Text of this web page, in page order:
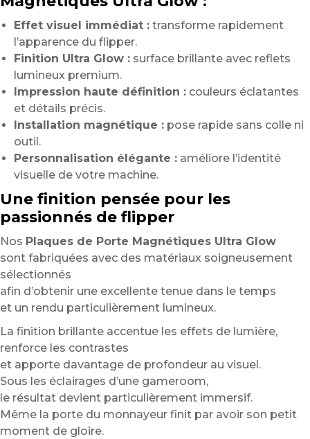
Effet visuel immédiat : transforme rapidement
l’apparence du flipper.
Finition Ultra Glow : surface brillante avec reflets
lumineux premium.
Impression haute définition : couleurs éclatantes
et détails précis.
Installation magnétique : pose rapide sans colle ni
outil.
Personnalisation élégante : améliore l’identité
visuelle de votre machine.
Une finition pensée pour les
passionnés de flipper
Nos Plaques de Porte Magnétiques Ultra Glow
sont fabriquées avec des matériaux soigneusement
sélectionnés
afin d’obtenir une excellente tenue dans le temps
et un rendu particulièrement lumineux.
La finition brillante accentue les effets de lumière,
renforce les contrastes
et apporte davantage de profondeur au visuel.
Sous les éclairages d’une gameroom,
le résultat devient particulièrement immersif.
Même la porte du monnayeur finit par avoir son petit
moment de gloire.